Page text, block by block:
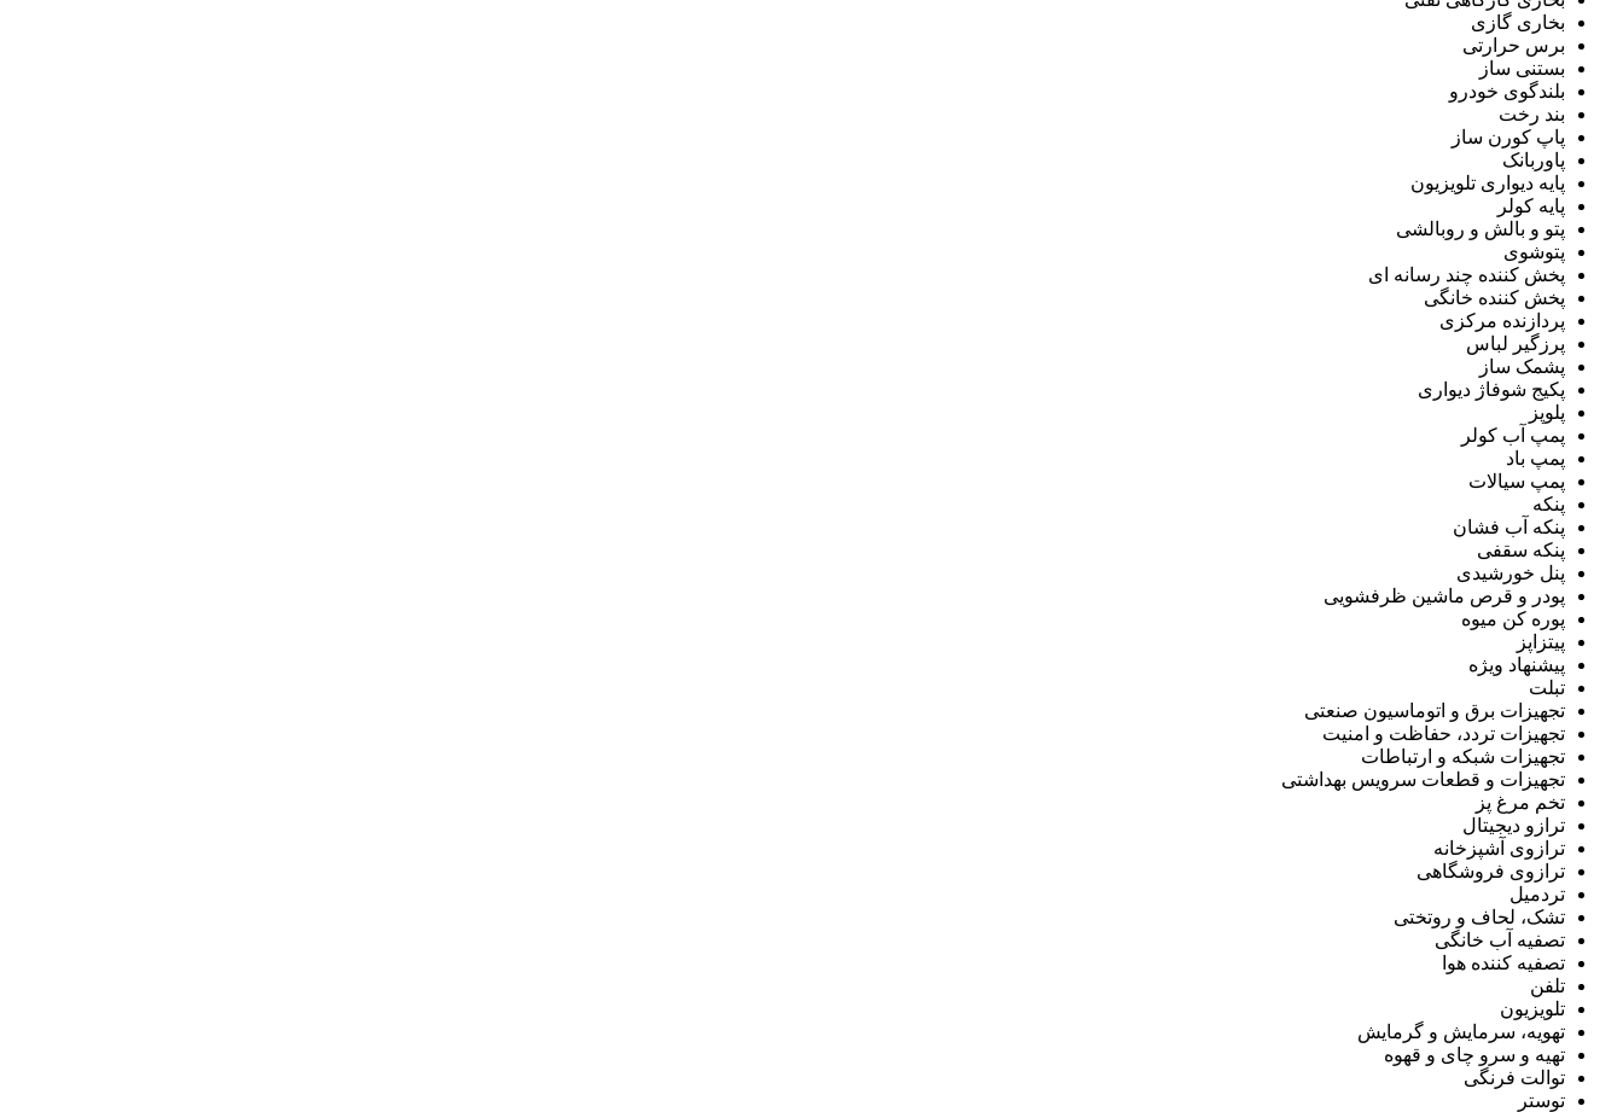
بخاری گازی
برس حرارتی
بستنی ساز
بلندگوی خودرو
بند رخت
پاپ کورن ساز
پاوربانک
پایه دیواری تلویزیون
پایه کولر
پتو و بالش و روبالشی
پتوشوی
پخش کننده چند رسانه ای
پخش کننده خانگی
پردازنده مرکزی
پرزگیر لباس
پشمک ساز
پکیج شوفاژ دیواری
پلوپز
پمپ آب کولر
پمپ باد
پمپ سیالات
پنکه
پنکه آب فشان
پنکه سقفی
پنل خورشیدی
پودر و قرص ماشین ظرفشویی
پوره کن میوه
پیتزاپز
پیشنهاد ویژه
تبلت
تجهیزات برق و اتوماسیون صنعتی
تجهیزات تردد، حفاظت و امنیت
تجهیزات شبکه و ارتباطات
تجهیزات و قطعات سرویس بهداشتی
تخم مرغ پز
ترازو دیجیتال
ترازوی آشپزخانه
ترازوی فروشگاهی
تردمیل
تشک، لحاف و روتختی
تصفیه آب خانگی
تصفیه کننده هوا
تلفن
تلویزیون
تهویه، سرمایش و گرمایش
تهیه و سرو چای و قهوه
توالت فرنگی
توستر